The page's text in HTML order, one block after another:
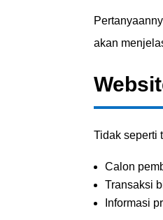
akan
Tidak seperti
Calon
Transaksi
Informasi